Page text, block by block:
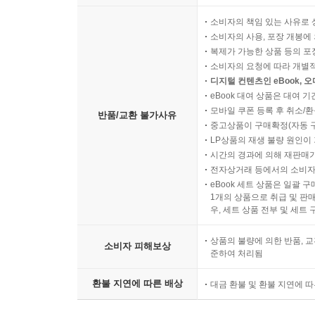
반품/교환 불가사유
소비자의 책임 있는 사유로
소비자의 사용, 포장 개봉
복제가 가능한 상품 등의
소비자의 요청에 따라 개별
디지털 컨텐츠인 eBook,
eBook 대여 상품은 대여 기
모바일 쿠폰 등록 후 취소/
중고상품이 구매확정(자동
LP상품의 재생 불량 원인
시간의 경과에 의해 재판매
전자상거래 등에서의 소비
eBook 세트 상품은 일괄 구
1개의 상품으로 취급 및 판
우, 세트 상품 전부 및 세트
소비자 피해보상
상품의 불량에 의한 반품,
준하여 처리됨
환불 지연에 따른 배상 대금 환불 및 환불 지연에